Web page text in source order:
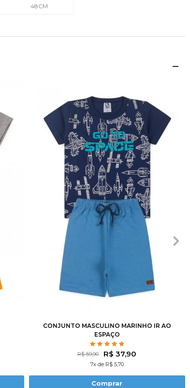
48CM
CONJUNTO MASCULINO MARINHO IR AO
ESPAÇO
R$ 59,90 R$ 37,90
7x de R$ 5,70
Comprar